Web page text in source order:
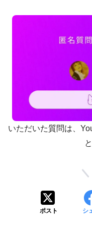
いただいた質問は、
ポスト シ